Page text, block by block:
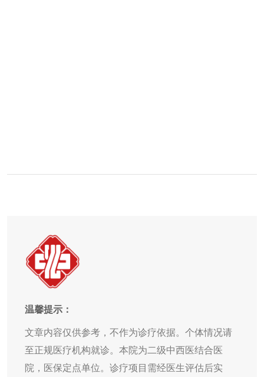
温馨提示：
文章内容仅供参考，不作为诊疗依据。个体情况请
至正规医疗机构就诊。本院为二级中西医结合医
院，医保定点单位。诊疗项目需经医生评估后实